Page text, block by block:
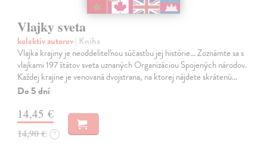
Vlajky sveta
kolektív autorov| Kniha
Vlajka krajiny je neoddeliteľnou súčasťou jej histórie... Zoznámte sa s
vlajkami 197 štátov sveta uznaných Organizáciou Spojených národov.
Každej krajine je venovaná dvojstrana, na ktorej nájdete skrátenú…
Do 5 dní
14,45 €
14,90 € ?